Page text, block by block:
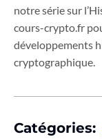
notre série sur
cours-crypto.fr
développements
cryptographique.
Catégories: